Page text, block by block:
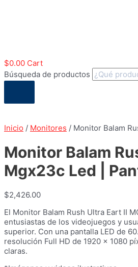
$0.00 Cart
Búsqueda de productos
Inicio / Monitores / Monitor Balam
Monitor Balam
Mgx23c Led |
$2,426.00
El Monitor Balam Rush Ultra Eart II
entusiastas de los videojuegos y
superior. Con una pantalla LED de
resolución Full HD de 1920 x 1080
claras.